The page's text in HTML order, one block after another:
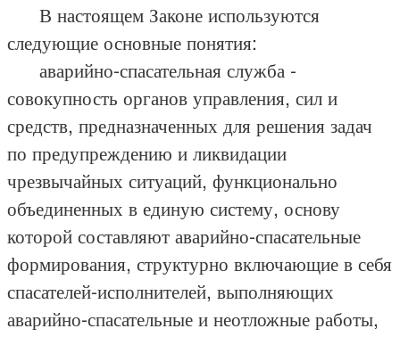
В настоящем Законе используются
следующие основные понятия:
аварийно-спасательная служба -
совокупность органов управления, сил и
средств, предназначенных для решения задач
по предупреждению и ликвидации
чрезвычайных ситуаций, функционально
объединенных в единую систему, основу
которой составляют аварийно-спасательные
формирования, структурно включающие в себя
спасателей-исполнителей, выполняющих
аварийно-спасательные и неотложные работы,